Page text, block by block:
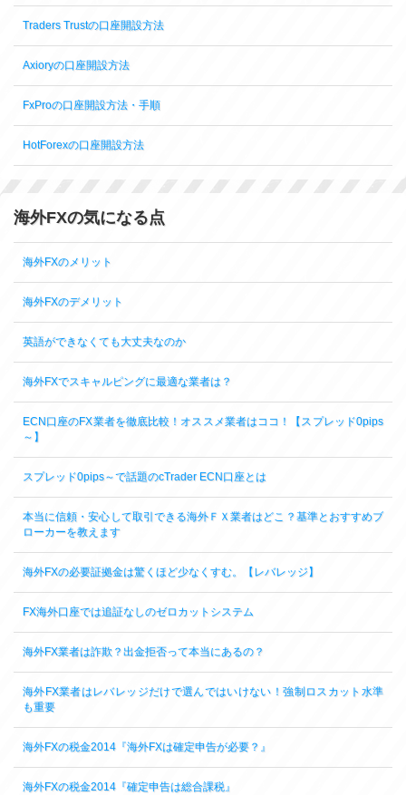
Traders Trustの口座開設方法
Axioryの口座開設方法
FxProの口座開設方法・手順
HotForexの口座開設方法
海外FXの気になる点
海外FXのメリット
海外FXのデメリット
英語ができなくても大丈夫なのか
海外FXでスキャルピングに最適な業者は？
ECN口座のFX業者を徹底比較！オススメ業者はココ！【スプレッド0pips
～】
スプレッド0pips～で話題のcTrader ECN口座とは
本当に信頼・安心して取引できる海外ＦＸ業者はどこ？基準とおすすめブ
ローカーを教えます
海外FXの必要証拠金は驚くほど少なくすむ。【レバレッジ】
FX海外口座では追証なしのゼロカットシステム
海外FX業者は詐欺？出金拒否って本当にあるの？
海外FX業者はレバレッジだけで選んではいけない！強制ロスカット水準
も重要
海外FXの税金2014『海外FXは確定申告が必要？』
海外FXの税金2014『確定申告は総合課税』